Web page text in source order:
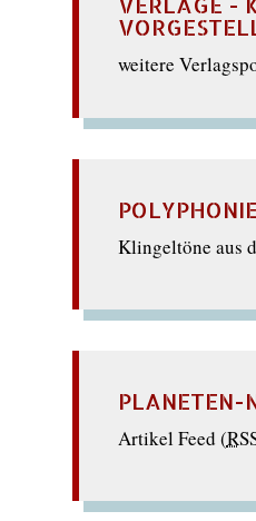
weitere
POLYPHONIE
Klingeltöne aus
PLANETEN-
Artikel Feed (